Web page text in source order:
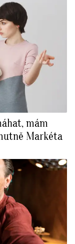
mám
Markéta